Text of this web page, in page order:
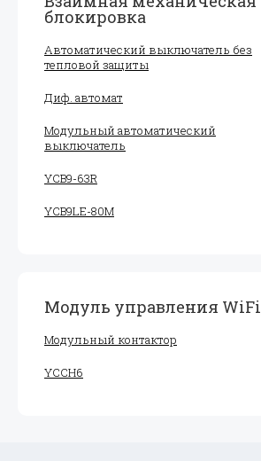
блокировка
Автоматический выключатель без
тепловой защиты
Диф. автомат
Модульный автоматический
выключатель
YCB9-63R
YCB9LE-80M
Модуль управления WiFi
Модульный контактор
YCCH6